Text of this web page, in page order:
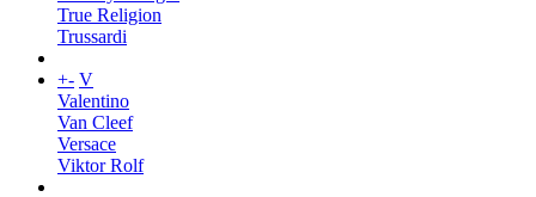
True Religion
Trussardi
+- V
Valentino
Van Cleef
Versace
Viktor Rolf